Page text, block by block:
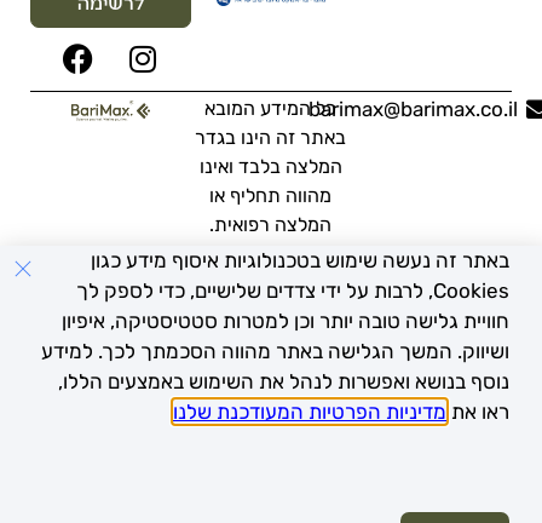
barimax@barimax.co.ilכל המידע המובא
באתר זה הינו בגדר
המלצה בלבד ואינו
מהווה תחליף או
המלצה רפואית.
מומלץ להתייעץ עם
רופא בכל מקרה
פרטי.
באתר זה נעשה שימוש בטכנולוגיות איסוף מידע כגון
Cookies, לרבות על ידי צדדים שלישיים, כדי לספק לך
חוויית גלישה טובה יותר וכן למטרות סטטיסטיקה, איפיון
ושיווק. המשך הגלישה באתר מהווה הסכמתך לכך. למידע
נוסף בנושא ואפשרות לנהל את השימוש באמצעים הללו,
ראו אתמדיניות הפרטיות המעודכנת שלנו.